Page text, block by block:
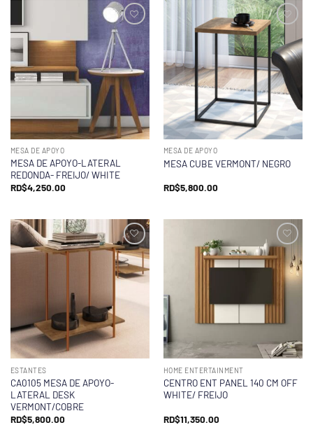
MESA DE APOYO
MESA DE APOYO-LATERAL
REDONDA- FREIJO/ WHITE
RD$4,250.00
MESA DE APOYO
MESA CUBE VERMONT/ NEGRO
RD$5,800.00
ESTANTES
CA0105 MESA DE APOYO-
LATERAL DESK
VERMONT/COBRE
RD$5,800.00
HOME ENTERTAINMENT
CENTRO ENT PANEL 140 CM OFF
WHITE/ FREIJO
RD$11,350.00